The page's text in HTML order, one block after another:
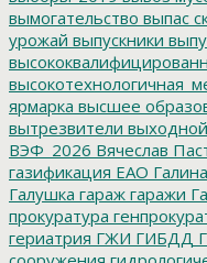
вымогательство выпас
урожай выпускники
ярмарка высшее
вытрезвители выходной
ВЭФ_2026 Вячеслав
газификация ЕАО
Галушка гараж гаражи
прокуратура
гериатрия ГЖИ ГИБДД